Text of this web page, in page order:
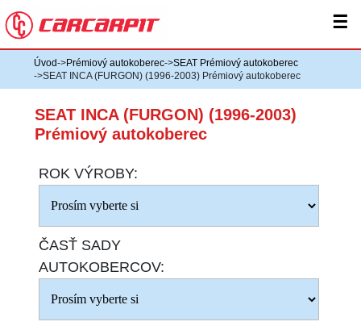
☰
Úvod->Prémiový autokoberec->SEAT Prémiový autokoberec
->SEAT INCA (FURGON) (1996-2003) Prémiový autokoberec
SEAT INCA (FURGON) (1996-2003)
Prémiový autokoberec
ROK VÝROBY:
ČASŤ SADY
AUTOKOBERCOV: